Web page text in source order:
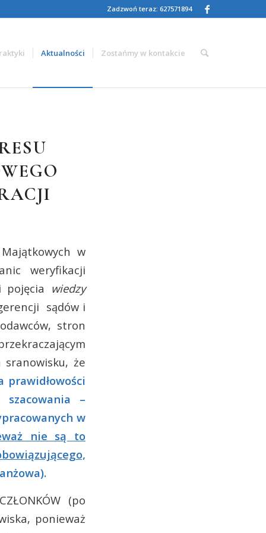
Zadzwoń teraz: 627571894
Aktualności Zostańmy w kontakcie
w
weryfikacji
pojęcia wiedzy
sądów i
stron
że
szacowania –
w
nie są to
(po
ponieważ